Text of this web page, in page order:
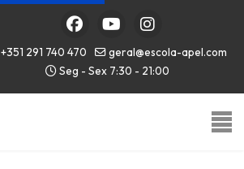
+351 291 740 470
geral@escola-apel.com
Seg - Sex 7:30 - 21:00